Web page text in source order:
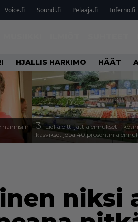
Voice.fi Soundi.fi Pelaaja.fi Inferno.fi
HJALLIS HARKIMO HÄÄT
naimisiin
3. Lidl aloitti jättialennukset –
kasvikset jopa 40 prosentin
niksi